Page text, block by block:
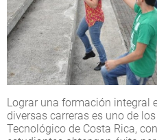
Lograr una formación integral
diversas carreras es uno de
Tecnológico de Costa Rica,